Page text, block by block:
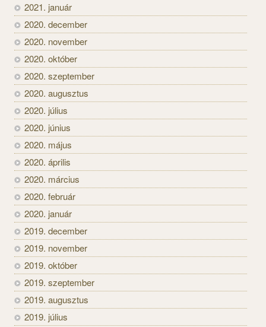
2021. január
2020. december
2020. november
2020. október
2020. szeptember
2020. augusztus
2020. július
2020. június
2020. május
2020. április
2020. március
2020. február
2020. január
2019. december
2019. november
2019. október
2019. szeptember
2019. augusztus
2019. július